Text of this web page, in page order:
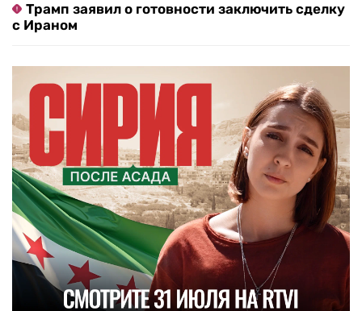
Трамп заявил о готовности заключить сделку
с Ираном